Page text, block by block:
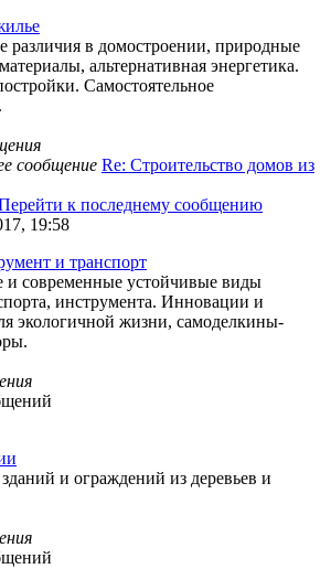
различия в домостроении, природные
альтернативная энергетика.
Самостоятельное
сообщение Re: Строительство домов из
к последнему сообщению
19:58
и транспорт
и современные устойчивые виды
инструмента. Инновации и
экологичной жизни, самоделкины-
и ограждений из деревьев и